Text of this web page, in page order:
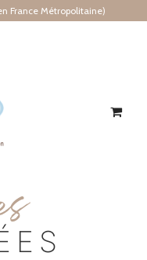
France Métropolitaine)